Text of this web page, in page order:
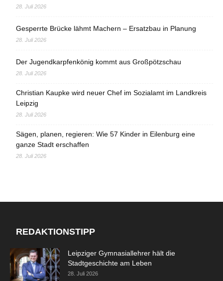
28. Juli 2026
Gesperrte Brücke lähmt Machern – Ersatzbau in Planung
28. Juli 2026
Der Jugendkarpfenkönig kommt aus Großpötzschau
28. Juli 2026
Christian Kaupke wird neuer Chef im Sozialamt im Landkreis
Leipzig
28. Juli 2026
Sägen, planen, regieren: Wie 57 Kinder in Eilenburg eine
ganze Stadt erschaffen
28. Juli 2026
REDAKTIONSTIPP
Leipziger Gymnasiallehrer hält die
Stadtgeschichte am Leben
28. Juli 2026